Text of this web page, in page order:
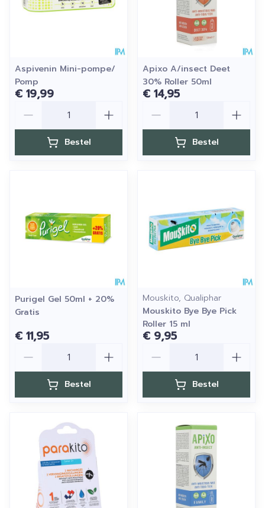
Aspivenin Mini-pompe/
Pomp
€ 19,99
Bestel
Apixo A/insect Deet
30% Roller 50ml
€ 14,95
Bestel
Purigel Gel 50ml + 20%
Gratis
€ 11,95
Bestel
Mouskito, Qualiphar
Mouskito Bye Bye Pick
Roller 15 ml
€ 9,95
Bestel